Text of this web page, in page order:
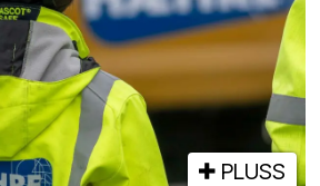
PLUSS